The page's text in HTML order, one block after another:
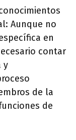
Aunque no
en
contar
y
de la
de